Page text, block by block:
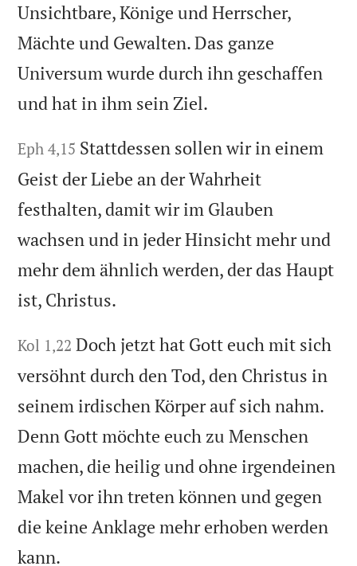
Unsichtbare, Könige und Herrscher,
Mächte und Gewalten. Das ganze
Universum wurde durch ihn geschaffen
und hat in ihm sein Ziel.
Eph 4,15 Stattdessen sollen wir in einem
Geist der Liebe an der Wahrheit
festhalten, damit wir im Glauben
wachsen und in jeder Hinsicht mehr und
mehr dem ähnlich werden, der das Haupt
ist, Christus.
Kol 1,22 Doch jetzt hat Gott euch mit sich
versöhnt durch den Tod, den Christus in
seinem irdischen Körper auf sich nahm.
Denn Gott möchte euch zu Menschen
machen, die heilig und ohne irgendeinen
Makel vor ihn treten können und gegen
die keine Anklage mehr erhoben werden
kann.